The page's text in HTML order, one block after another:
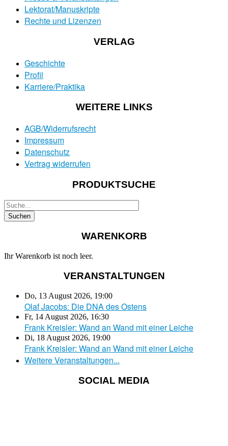
Lektorat/Manuskripte
Rechte und Lizenzen
VERLAG
Geschichte
Profil
Karriere/Praktika
WEITERE LINKS
AGB/Widerrufsrecht
Impressum
Datenschutz
Vertrag widerrufen
PRODUKTSUCHE
WARENKORB
Ihr Warenkorb ist noch leer.
VERANSTALTUNGEN
Do, 13 August 2026, 19:00
Olaf Jacobs: Die DNA des Ostens
Fr, 14 August 2026, 16:30
Frank Kreisler: Wand an Wand mit einer Leiche
Di, 18 August 2026, 19:00
Frank Kreisler: Wand an Wand mit einer Leiche
Weitere Veranstaltungen...
SOCIAL MEDIA